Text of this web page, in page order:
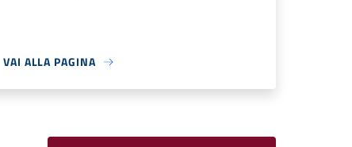
VAI ALLA PAGINA